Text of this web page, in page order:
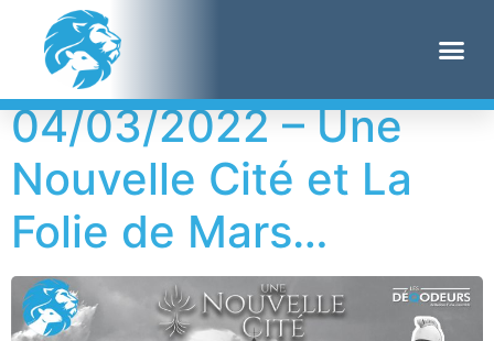
Jour : 4 mars 2022
04/03/2022 – Une
Nouvelle Cité et La
Folie de Mars…